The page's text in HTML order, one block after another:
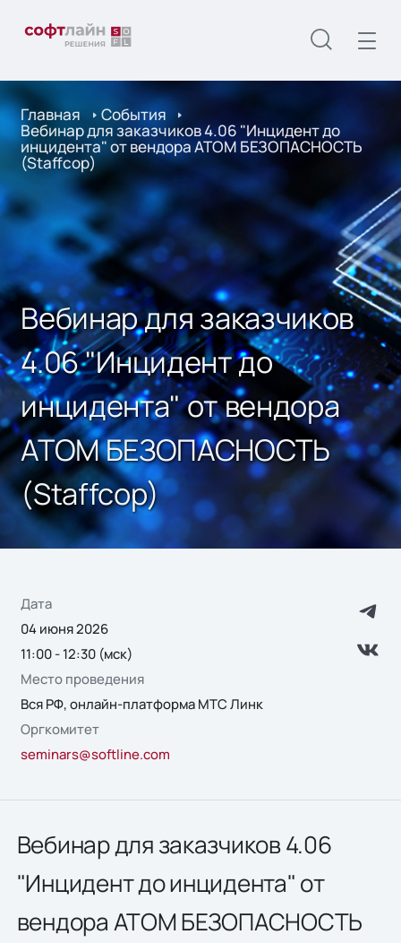
Главная События
Вебинар для заказчиков 4.06 "Инцидент до
инцидента" от вендора АТОМ БЕЗОПАСНОСТЬ
(Staffcop)
Вебинар для заказчиков
4.06 "Инцидент до
инцидента" от вендора
АТОМ БЕЗОПАСНОСТЬ
(Staffcop)
Дата
04 июня 2026
11:00 - 12:30 (мск)
Место проведения
Вся РФ, онлайн-платформа МТС Линк
Оргкомитет
seminars@softline.com
Вебинар для заказчиков 4.06
"Инцидент до инцидента" от
вендора АТОМ БЕЗОПАСНОСТЬ